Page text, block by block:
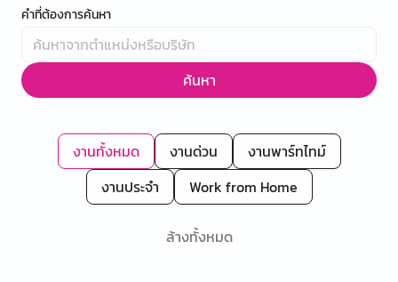
คำที่ต้องการค้นหา
ค้นหา
งานทั้งหมด งานด่วน
งานพาร์ทไทม์
งานประจำ
Work from Home
ล้างทั้งหมด